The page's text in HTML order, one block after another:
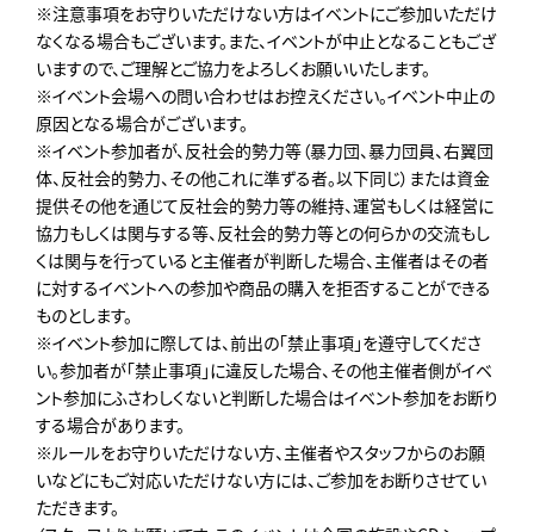
※注意事項をお守りいただけない方はイベントにご参加いただけ
なくなる場合もございます。また、イベントが中止となることもござ
いますので、ご理解とご協力をよろしくお願いいたします。
※イベント会場への問い合わせはお控えください。イベント中止の
原因となる場合がございます。
※イベント参加者が、反社会的勢力等（暴力団、暴力団員、右翼団
体、反社会的勢力、その他これに準ずる者。以下同じ）または資金
提供その他を通じて反社会的勢力等の維持、運営もしくは経営に
協力もしくは関与する等、反社会的勢力等との何らかの交流もし
くは関与を行っていると主催者が判断した場合、主催者はその者
に対するイベントへの参加や商品の購入を拒否することができる
ものとします。
※イベント参加に際しては、前出の「禁止事項」を遵守してくださ
い。参加者が「禁止事項」に違反した場合、その他主催者側がイベ
ント参加にふさわしくないと判断した場合はイベント参加をお断り
する場合があります。
※ルールをお守りいただけない方、主催者やスタッフからのお願
いなどにもご対応いただけない方には、ご参加をお断りさせてい
ただきます。